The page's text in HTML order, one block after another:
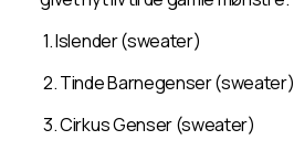
1. Islender (sweater)
2. Tinde Barnegenser (sweater)
3. Cirkus Genser (sweater)